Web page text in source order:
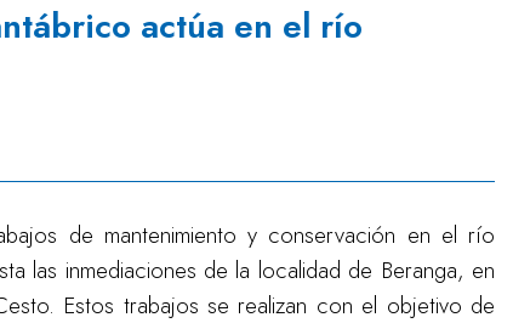
actúa en el río
de mantenimiento y conservación en el río
las inmediaciones de la localidad de Beranga, en
Estos trabajos se realizan con el objetivo de